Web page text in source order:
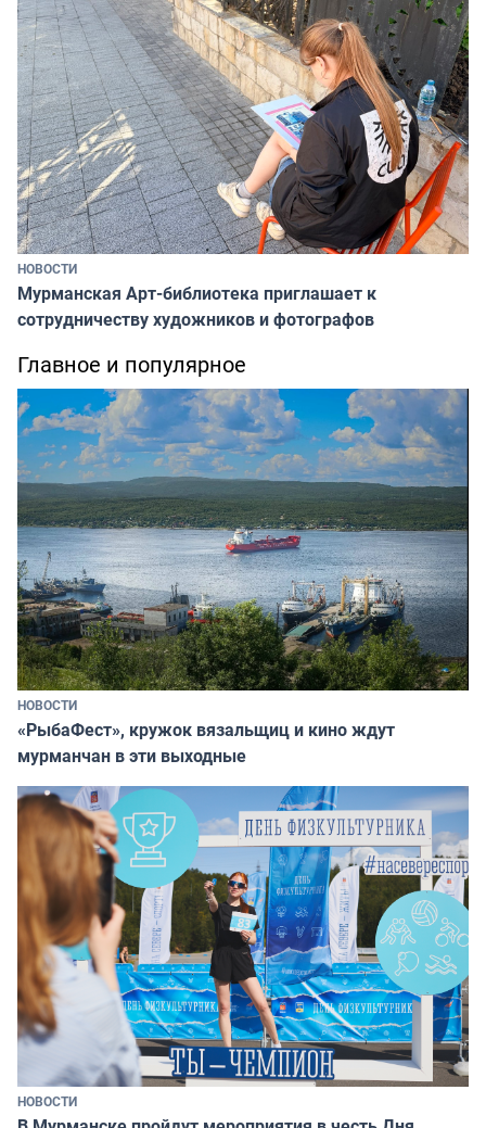
НОВОСТИ
Мурманская Арт-библиотека приглашает к
сотрудничеству художников и фотографов
Главное и популярное
НОВОСТИ
«РыбаФест», кружок вязальщиц и кино ждут
мурманчан в эти выходные
НОВОСТИ